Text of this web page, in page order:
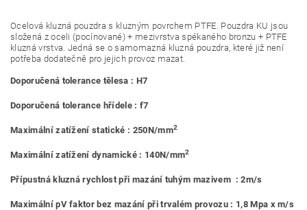
Ocelová kluzná pouzdra s kluzným povrchem PTFE. Pouzdra KU jsou
složená z oceli (pocínované) + mezivrstva spékaného bronzu + PTFE
kluzná vrstva. Jedná se o samomazná kluzná pouzdra, které již není
potřeba dodatečně pro jejich provoz mazat.
Doporučená tolerance tělesa : H7
Doporučená tolerance hřídele : f7
Maximální zatížení statické : 250N/mm2
Maximální zatížení dynamické : 140N/mm2
Přípustná kluzná rychlost při mazání tuhým mazivem : 2m/s
Maximální pV faktor bez mazání při trvalém provozu : 1,8 Mpa x m/s